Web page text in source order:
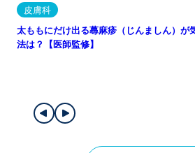
皮膚科
太ももにだけ出る蕁麻疹（じんましん）が
法は？【医師監修】